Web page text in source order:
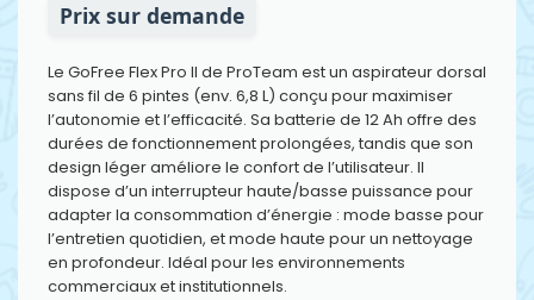
Prix sur demande
Le GoFree Flex Pro II de ProTeam est un aspirateur dorsal
sans fil de 6 pintes (env. 6,8 L) conçu pour maximiser
l’autonomie et l’efficacité. Sa batterie de 12 Ah offre des
durées de fonctionnement prolongées, tandis que son
design léger améliore le confort de l’utilisateur. Il
dispose d’un interrupteur haute/basse puissance pour
adapter la consommation d’énergie : mode basse pour
l’entretien quotidien, et mode haute pour un nettoyage
en profondeur. Idéal pour les environnements
commerciaux et institutionnels.